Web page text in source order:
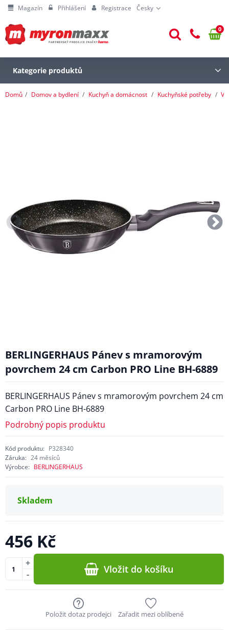
Magazín Přihlášení Registrace Česky
0
Kategorie produktů
Domů Domov a bydlení Kuchyň a domácnost Kuchyňské potřeby
BERLINGERHAUS Pánev s mramorovým
povrchem 24 cm Carbon PRO Line BH-6889
BERLINGERHAUS Pánev s mramorovým povrchem 24 cm
Carbon PRO Line BH-6889
Podrobný popis produktu
Kód produktu: P328340
Záruka: 24 měsíců
Výrobce: BERLINGERHAUS
Skladem
456 Kč
-
+ Vložit do košíku
Položit dotaz prodejci Zařadit mezi oblíbené